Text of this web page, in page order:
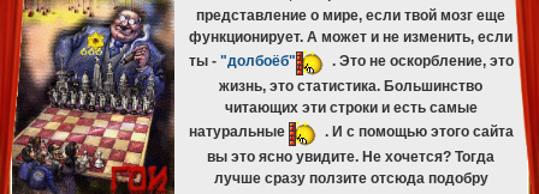
представление о мире, если твой мозг еще
функционирует. А может и не изменить, если
ты - "долбоёб"
. Это не оскорбление, это
жизнь, это статистика. Большинство
читающих эти строки и есть самые
натуральные
. И с помощью этого сайта
вы это ясно увидите. Не хочется? Тогда
лучше сразу ползите отсюда подобру